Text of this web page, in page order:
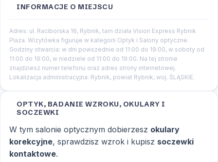
INFORMACJE O MIEJSCU
Adres: ul. Raciborska 16, Rybnik, tam działa Vision Express Rybnik
Plaza. Wizytówka figuruje w kategorii Optyk i Salony optyczne.
Godziny otwarcia: w dni powszednie od 11:00 do 19:00, w soboty od
11:00 do 19:00, w niedziele od 11:00 do 19:00. Na tej stronie
znajdziesz numer telefonu oraz adres strony internetowej.
Lokalizacja administracyjna: Rybnik, powiat Rybnik, woj. ŚLĄSKIE.
OPTYK, BADANIE WZROKU, OKULARY I
SOCZEWKI
W tym salonie optycznym dobierzesz okulary
korekcyjne, sprawdzisz wzrok i kupisz soczewki
kontaktowe.